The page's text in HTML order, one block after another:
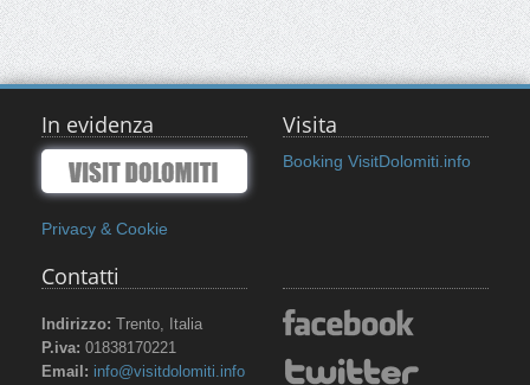
In evidenza
Privacy & Cookie
Visita
Booking VisitDolomiti.info
Contatti
Indirizzo: Trento, Italia
P.iva: 01838170221
Email: info@visitdolomiti.info